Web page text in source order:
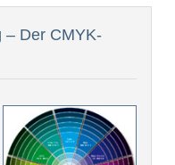
– Der CMYK-